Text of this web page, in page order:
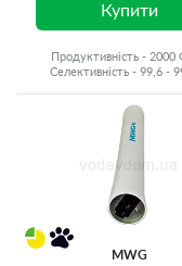
Купити
Продуктивність - 2000
Селективність - 99,6 -
MWG